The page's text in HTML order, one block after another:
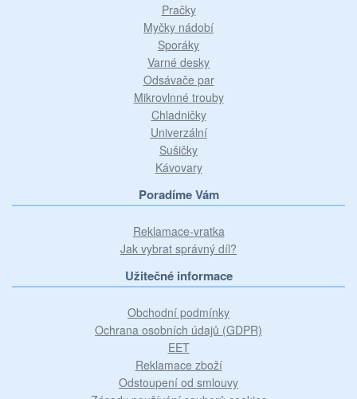
Pračky
Myčky nádobí
Sporáky
Varné desky
Odsávače par
Mikrovlnné trouby
Chladničky
Univerzální
Sušičky
Kávovary
Poradíme Vám
Reklamace-vratka
Jak vybrat správný díl?
Užitečné informace
Obchodní podmínky
Ochrana osobních údajů (GDPR)
EET
Reklamace zboží
Odstoupení od smlouvy